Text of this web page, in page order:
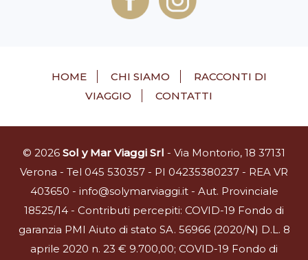
HOME CHI SIAMO
RACCONTI DI
VIAGGIO
CONTATTI
© 2026 Sol y Mar Viaggi Srl - Via Montorio, 18 37131
Verona - Tel 045 530357 - PI 04235380237 - REA VR
403650 - info@solymarviaggi.it - Aut. Provinciale
18525/14 - Contributi percepiti: COVID-19 Fondo di
garanzia PMI Aiuto di stato SA. 56966 (2020/N) D.L. 8
aprile 2020 n. 23 € 9.700,00; COVID-19 Fondo di